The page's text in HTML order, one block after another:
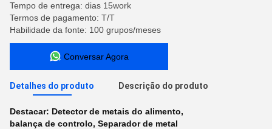
Tempo de entrega: dias 15work
Termos de pagamento: T/T
Habilidade da fonte: 100 grupos/meses
Conversar Agora
Detalhes do produto Descrição do produto
Destacar: Detector de metais do alimento,
balança de controlo, Separador de metal